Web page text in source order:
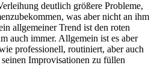
deutlich größere Probleme,
was aber nicht an ihm
allgemeiner Trend ist den roten
auch immer. Allgemein ist es aber
professionell, routiniert, aber auch
Improvisationen zu füllen